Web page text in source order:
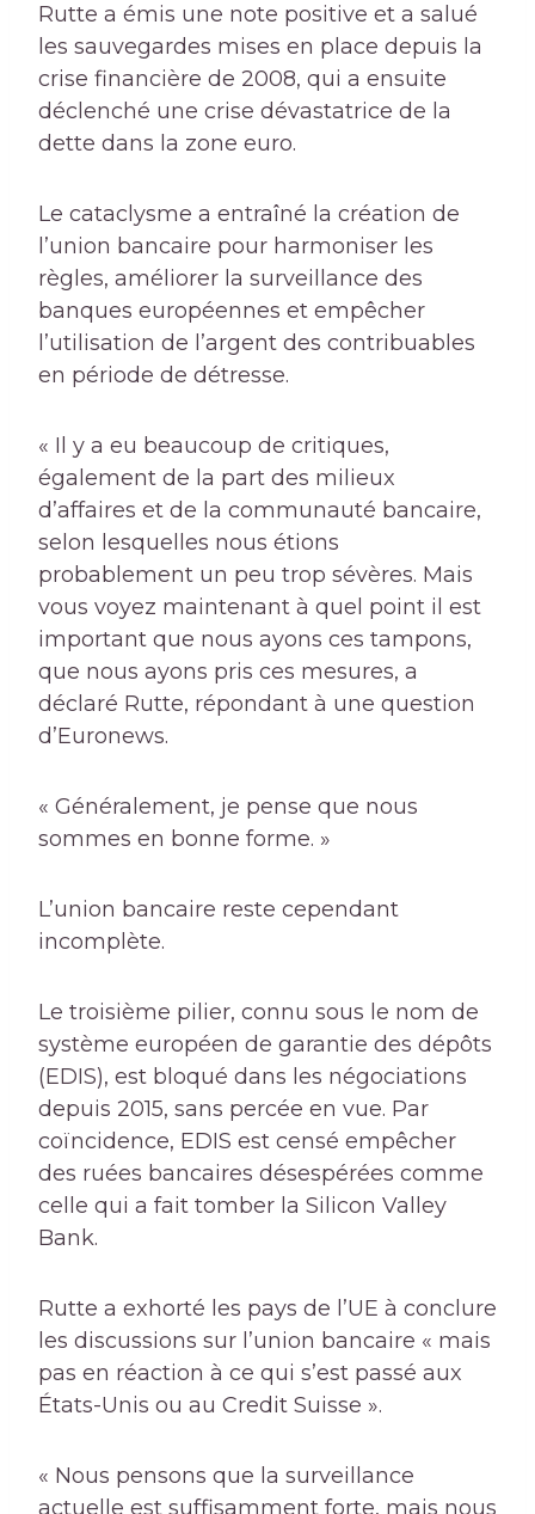
Rutte a émis une note positive et a salué
les sauvegardes mises en place depuis la
crise financière de 2008, qui a ensuite
déclenché une crise dévastatrice de la
dette dans la zone euro.
Le cataclysme a entraîné la création de
l’union bancaire pour harmoniser les
règles, améliorer la surveillance des
banques européennes et empêcher
l’utilisation de l’argent des contribuables
en période de détresse.
« Il y a eu beaucoup de critiques,
également de la part des milieux
d’affaires et de la communauté bancaire,
selon lesquelles nous étions
probablement un peu trop sévères. Mais
vous voyez maintenant à quel point il est
important que nous ayons ces tampons,
que nous ayons pris ces mesures, a
déclaré Rutte, répondant à une question
d’Euronews.
« Généralement, je pense que nous
sommes en bonne forme. »
L’union bancaire reste cependant
incomplète.
Le troisième pilier, connu sous le nom de
système européen de garantie des dépôts
(EDIS), est bloqué dans les négociations
depuis 2015, sans percée en vue. Par
coïncidence, EDIS est censé empêcher
des ruées bancaires désespérées comme
celle qui a fait tomber la Silicon Valley
Bank.
Rutte a exhorté les pays de l’UE à conclure
les discussions sur l’union bancaire « mais
pas en réaction à ce qui s’est passé aux
États-Unis ou au Credit Suisse ».
« Nous pensons que la surveillance
actuelle est suffisamment forte, mais nous